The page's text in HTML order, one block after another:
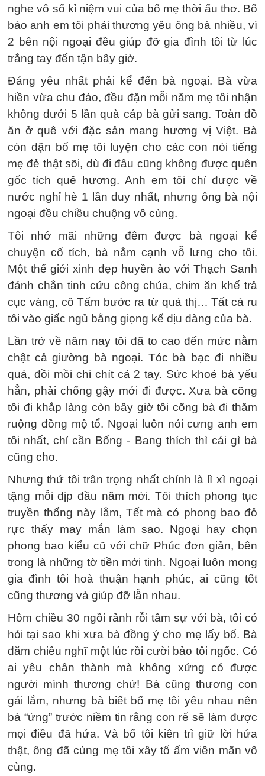
nghe vô số kỉ niệm vui của bố mẹ thời ấu thơ. Bố
bảo anh em tôi phải thương yêu ông bà nhiều, vì
2 bên nội ngoại đều giúp đỡ gia đình tôi từ lúc
trắng tay đến tận bây giờ.
Đáng yêu nhất phải kể đến bà ngoại. Bà vừa
hiền vừa chu đáo, đều đặn mỗi năm mẹ tôi nhận
không dưới 5 lần quà cáp bà gửi sang. Toàn đồ
ăn ở quê với đặc sản mang hương vị Việt. Bà
còn dặn bố mẹ tôi luyện cho các con nói tiếng
mẹ đẻ thật sõi, dù đi đâu cũng không được quên
gốc tích quê hương. Anh em tôi chỉ được về
nước nghỉ hè 1 lần duy nhất, nhưng ông bà nội
ngoại đều chiều chuộng vô cùng.
Tôi nhớ mãi những đêm được bà ngoại kể
chuyện cổ tích, bà nằm cạnh vỗ lưng cho tôi.
Một thế giới xinh đẹp huyền ảo với Thạch Sanh
đánh chằn tinh cứu công chúa, chim ăn khế trả
cục vàng, cô Tấm bước ra từ quả thị… Tất cả ru
tôi vào giấc ngủ bằng giọng kể dịu dàng của bà.
Lần trở về năm nay tôi đã to cao đến mức nằm
chật cả giường bà ngoại. Tóc bà bạc đi nhiều
quá, đồi mồi chi chít cả 2 tay. Sức khoẻ bà yếu
hẳn, phải chống gậy mới đi được. Xưa bà cõng
tôi đi khắp làng còn bây giờ tôi cõng bà đi thăm
ruộng đồng mộ tổ. Ngoại luôn nói cưng anh em
tôi nhất, chỉ cần Bống - Bang thích thì cái gì bà
cũng cho.
Nhưng thứ tôi trân trọng nhất chính là lì xì ngoại
tặng mỗi dịp đầu năm mới. Tôi thích phong tục
truyền thống này lắm, Tết mà có phong bao đỏ
rực thấy may mắn làm sao. Ngoại hay chọn
phong bao kiểu cũ với chữ Phúc đơn giản, bên
trong là những tờ tiền mới tinh. Ngoại luôn mong
gia đình tôi hoà thuận hạnh phúc, ai cũng tốt
cũng thương và giúp đỡ lẫn nhau.
Hôm chiều 30 ngồi rảnh rỗi tâm sự với bà, tôi có
hỏi tại sao khi xưa bà đồng ý cho mẹ lấy bố. Bà
đăm chiêu nghĩ một lúc rồi cười bảo tôi ngốc. Có
ai yêu chân thành mà không xứng có được
người mình thương chứ! Bà cũng thương con
gái lắm, nhưng bà biết bố mẹ tôi yêu nhau nên
bà “ứng” trước niềm tin rằng con rể sẽ làm được
mọi điều đã hứa. Và bố tôi kiên trì giữ lời hứa
thật, ông đã cùng mẹ tôi xây tổ ấm viên mãn vô
cùng.